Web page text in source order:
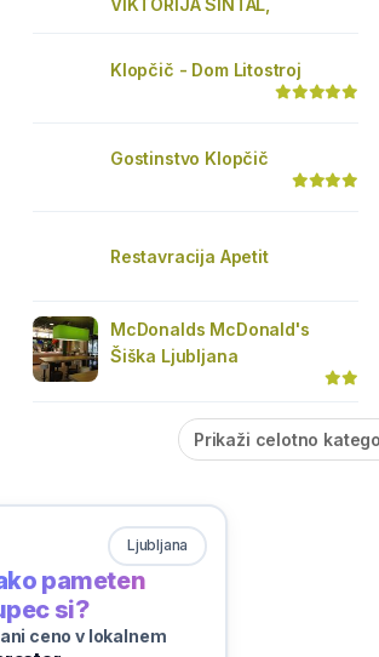
VIKTORIJA SINTAL,
Klopčič - Dom Litostroj
Gostinstvo Klopčič
Restavracija Apetit
McDonalds McDonald's
Šiška Ljubljana
Prikaži celotno
Ljubljana
pameten
si?
ceno v lokalnem